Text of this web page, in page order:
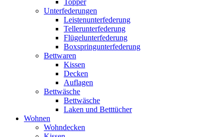
Topper
Unterfederungen
Leistenunterfederung
Tellerunterfederung
Flügelunterfederung
Boxspringunterfederung
Bettwaren
Kissen
Decken
Auflagen
Bettwäsche
Bettwäsche
Laken und Betttücher
Wohnen
Wohndecken